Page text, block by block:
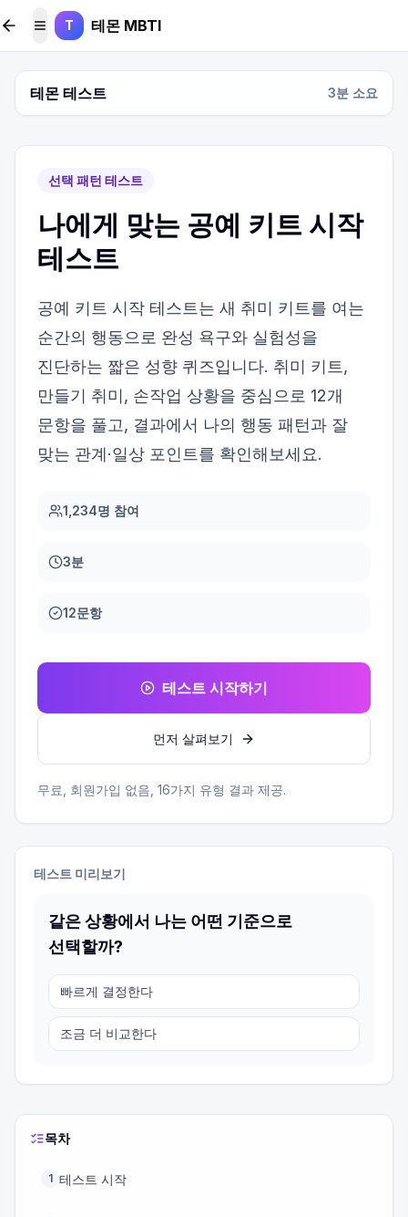
본문 바로가기
메뉴 토글
T 테몬 MBTI
테몬 테스트 3분 소요
선택 패턴 테스트
나에게 맞는 공예 키트 시작
테스트
공예 키트 시작 테스트는 새 취미 키트를 여는
순간의 행동으로 완성 욕구와 실험성을
진단하는 짧은 성향 퀴즈입니다. 취미 키트,
만들기 취미, 손작업 상황을 중심으로 12개
문항을 풀고, 결과에서 나의 행동 패턴과 잘
맞는 관계·일상 포인트를 확인해보세요.
1,234명 참여
3분
12문항
테스트 시작하기
먼저 살펴보기
무료, 회원가입 없음, 16가지 유형 결과 제공.
테스트 미리보기
같은 상황에서 나는 어떤 기준으로
선택할까?
빠르게 결정한다
조금 더 비교한다
목차
1 테스트 시작